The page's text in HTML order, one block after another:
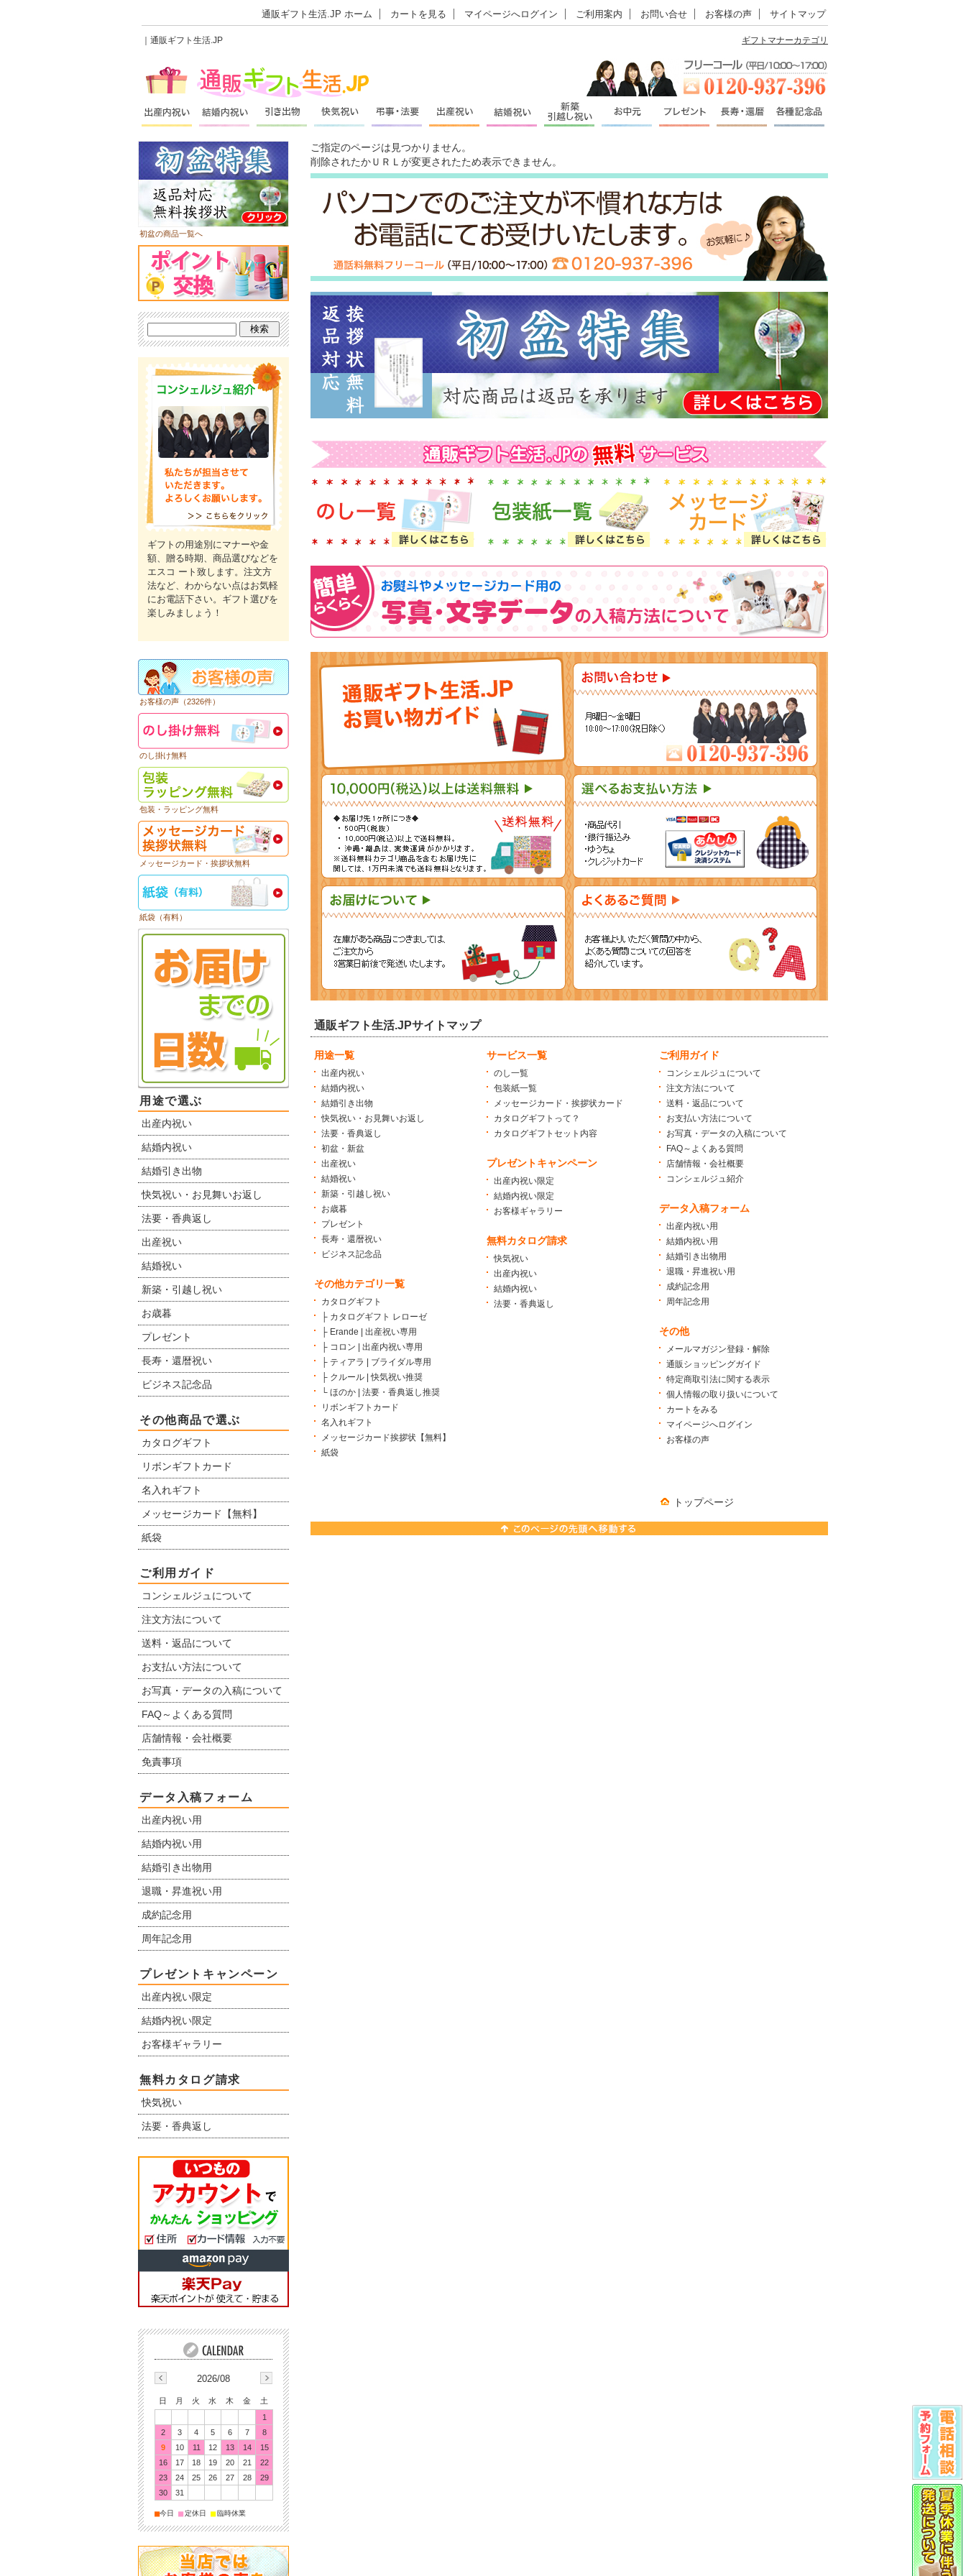
通販ギフト生活.JP ホーム カートを見る マイページへログイン ご利用案内 お問い合せ お客様の声 サイトマップ
｜通販ギフト生活.JP ギフトマナーカテゴリ
ご指定のページは見つかりません。
削除されたかＵＲＬが変更されたため表示できません。
通販ギフト生活.JPサイトマップ
用途一覧
出産内祝い
結婚内祝い
結婚引き出物
快気祝い・お見舞いお返し
法要・香典返し
初盆・新盆
出産祝い
結婚祝い
新築・引越し祝い
お歳暮
プレゼント
長寿・還暦祝い
ビジネス記念品
その他カテゴリ一覧
カタログギフト
├ カタログギフト レローゼ
├ Erande | 出産祝い専用
├ コロン | 出産内祝い専用
├ ティアラ | ブライダル専用
├ クルール | 快気祝い推奨
└ ほのか | 法要・香典返し推奨
リボンギフトカード
名入れギフト
メッセージカード挨拶状【無料】
紙袋
サービス一覧
のし一覧
包装紙一覧
メッセージカード・挨拶状カード
カタログギフトって？
カタログギフトセット内容
プレゼントキャンペーン
出産内祝い限定
結婚内祝い限定
お客様ギャラリー
無料カタログ請求
快気祝い
出産内祝い
結婚内祝い
法要・香典返し
ご利用ガイド
コンシェルジュについて
注文方法について
送料・返品について
お支払い方法について
お写真・データの入稿について
FAQ～よくある質問
店舗情報・会社概要
コンシェルジュ紹介
データ入稿フォーム
出産内祝い用
結婚内祝い用
結婚引き出物用
退職・昇進祝い用
成約記念用
周年記念用
その他
メールマガジン登録・解除
通販ショッピングガイド
特定商取引法に関する表示
個人情報の取り扱いについて
カートをみる
マイページへログイン
お客様の声
トップページ
初盆の商品一覧へ
ギフトの用途別にマナーや金
額、贈る時期、商品選びなどを
エスコ ート致します。注文方
法など、わからない点はお気軽
にお電話下さい。ギフト選びを
楽しみましょう！
お客様の声（2326件）
のし掛け無料
包装・ラッピング無料
メッセージカード・挨拶状無料
紙袋（有料）
用途で選ぶ
出産内祝い
結婚内祝い
結婚引き出物
快気祝い・お見舞いお返し
法要・香典返し
出産祝い
結婚祝い
新築・引越し祝い
お歳暮
プレゼント
長寿・還暦祝い
ビジネス記念品
その他商品で選ぶ
カタログギフト
リボンギフトカード
名入れギフト
メッセージカード【無料】
紙袋
ご利用ガイド
コンシェルジュについて
注文方法について
送料・返品について
お支払い方法について
お写真・データの入稿について
FAQ～よくある質問
店舗情報・会社概要
免責事項
データ入稿フォーム
出産内祝い用
結婚内祝い用
結婚引き出物用
退職・昇進祝い用
成約記念用
周年記念用
プレゼントキャンペーン
出産内祝い限定
結婚内祝い限定
お客様ギャラリー
無料カタログ請求
快気祝い
法要・香典返し
2026/08
日 月 火 水 木 金
土
1
2
3 4 5 6 7
8
9
10 11 12 13 14
15
16
17 18 19 20 21
22
23
24 25 26 27 28
29
30
31
■今日 ■定休日 ■臨時休業